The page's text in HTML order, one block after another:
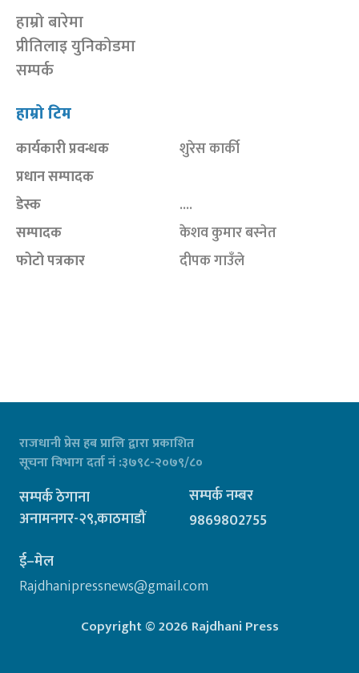
हाम्रो बारेमा
प्रीतिलाइ युनिकोडमा
सम्पर्क
हाम्रो टिम
कार्यकारी प्रवन्धक
शुरेस कार्की
प्रधान सम्पादक
डेस्क
....
सम्पादक
केशव कुमार बस्नेत
फोटो पत्रकार
दीपक गाउँले
राजधानी प्रेस हब प्रालि द्वारा प्रकाशित
सूचना विभाग दर्ता नं :३७९८-२०७९/८०
सम्पर्क ठेगाना
अनामनगर-२९,काठमाडौं
सम्पर्क नम्बर
9869802755
ई–मेल
Rajdhanipressnews@gmail.com
Copyright © 2026 Rajdhani Press